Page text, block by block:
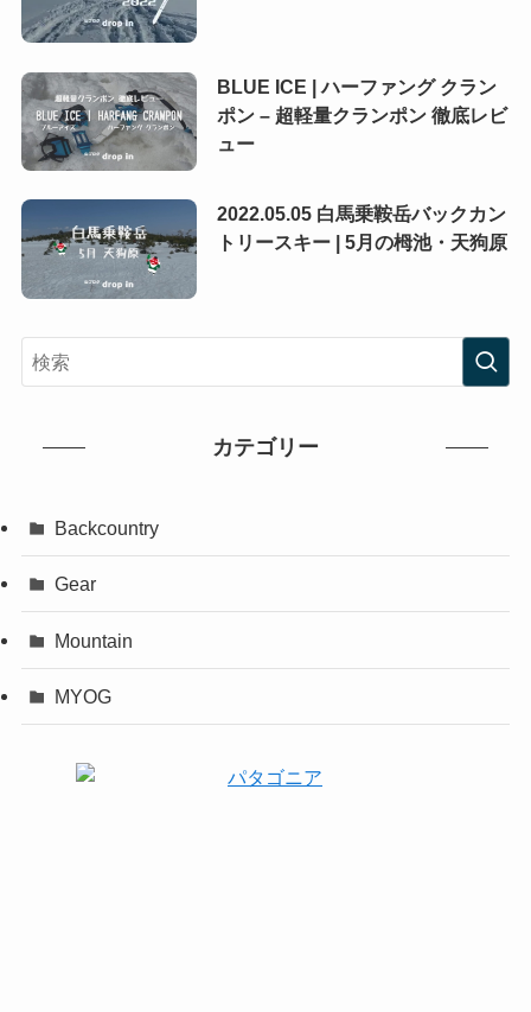
BLUE ICE | ハーファング クラン
ポン – 超軽量クランポン 徹底レビ
ュー
2022.05.05 白馬乗鞍岳バックカン
トリースキー | 5月の栂池・天狗原
カテゴリー
Backcountry
Gear
Mountain
MYOG